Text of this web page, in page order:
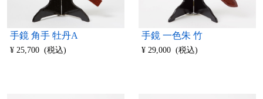
手鏡 角手 牡丹A
¥ 25,700 (税込)
手鏡 一色朱 竹
¥ 29,000 (税込)